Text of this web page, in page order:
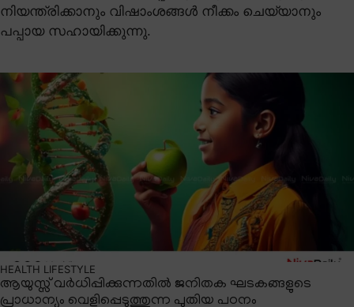
നിയന്ത്രിക്കാനും വിഷാംശങ്ങൾ നീക്കം ചെയ്യാനും
പപ്പായ സഹായിക്കുന്നു.
HEALTH LIFESTYLE
ആയുസ്സ് വർധിപ്പിക്കുന്നതിൽ ജനിതക ഘടകങ്ങളുടെ
പ്രാധാന്യം വെളിപ്പെടുത്തുന്ന പുതിയ പഠനം